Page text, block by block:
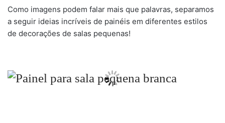
Como imagens podem falar mais que palavras, separamos
a seguir ideias incríveis de painéis em diferentes estilos
de decorações de salas pequenas!